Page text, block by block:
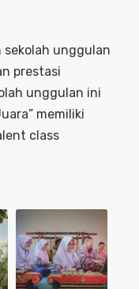
sekolah unggulan
prestasi
unggulan ini
memiliki
class